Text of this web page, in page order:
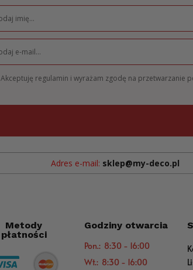
Akceptuję regulamin i wyrażam zgodę na przetwarzanie
Adres e-mail: sklep@my-deco.pl
Metody
płatności
Godziny otwarcia
Pon.: 8:30 - 16:00
Wt.: 8:30 - 16:00